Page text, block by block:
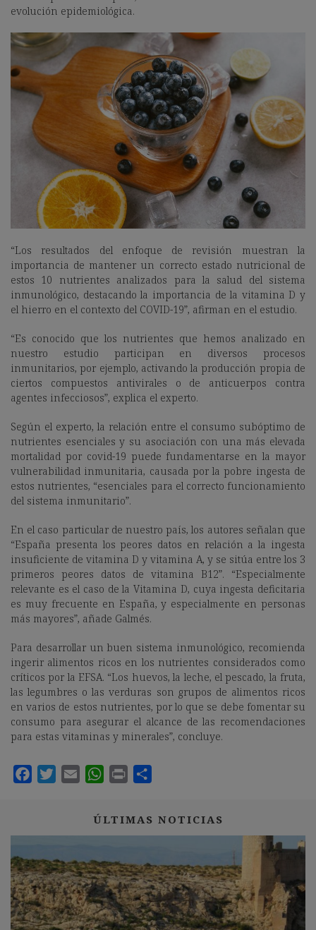
evolución epidemiológica.
“Los resultados del enfoque de revisión muestran la
importancia de mantener un correcto estado nutricional de
estos 10 nutrientes analizados para la salud del sistema
inmunológico, destacando la importancia de la vitamina D y
el hierro en el contexto del COVID-19”, afirman en el estudio.
“Es conocido que los nutrientes que hemos analizado en
nuestro estudio participan en diversos procesos
inmunitarios, por ejemplo, activando la producción propia de
ciertos
compuestos antivirales o de anticuerpos contra
agentes infecciosos”, explica el experto.
Según el experto, la relación entre el consumo subóptimo de
nutrientes esenciales y su asociación con una más elevada
mortalidad por covid-19 puede fundamentarse en la mayor
vulnerabilidad inmunitaria, causada por la pobre ingesta de
estos nutrientes, “esenciales para el correcto funcionamiento
del sistema inmunitario”.
En el caso particular de nuestro país, los autores señalan que
“España presenta los peores datos en relación a la ingesta
insuficiente de vitamina D y vitamina A, y se sitúa entre los 3
primeros peores datos de vitamina B12”. “Especialmente
relevante es el caso de la Vitamina D, cuya ingesta deficitaria
es muy frecuente en España, y especialmente en personas
más mayores”, añade Galmés.
Para desarrollar un buen sistema inmunológico, recomienda
ingerir alimentos ricos en los nutrientes considerados como
críticos por la EFSA. “Los huevos, la leche, el pescado, la fruta,
las legumbres o las verduras son grupos de alimentos ricos
en varios de estos nutrientes, por lo que se debe fomentar su
consumo para asegurar el alcance de las recomendaciones
para estas vitaminas y minerales”, concluye.
ÚLTIMAS NOTICIAS